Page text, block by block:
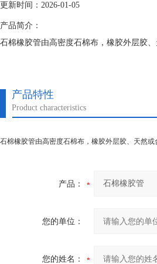
更新时间：2026-01-05
产品简介：
石棉橡胶管由高密度石棉布，橡胶外层胶
产品特性
Product characteristics
石棉橡胶管由高密度石棉布，橡胶外层胶、天然
产品：
您的单位：
您的姓名：